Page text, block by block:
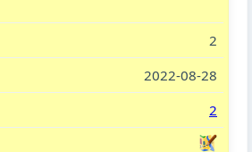
2
2022-08-28
2